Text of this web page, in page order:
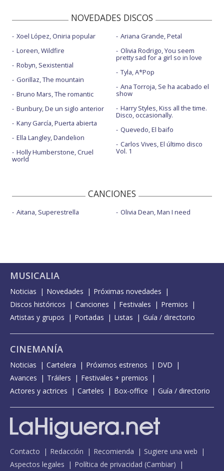
NOVEDADES DISCOS
Xoel López, Oniria popular
Loreen, Wildfire
Robyn, Sexistential
Gorillaz, The mountain
Bruno Mars, The romantic
Bunbury, De un siglo anterior
Kany García, Puerta abierta
Ella Langley, Dandelion
Holly Humberstone, Cruel
world
Ariana Grande, Petal
Olivia Rodrigo, You seem
pretty sad for a girl so in love
Tyla, A*Pop
Ana Torroja, Se ha acabado el
show
Harry Styles, Kiss all the time.
Disco, occasionally.
Quevedo, El baifo
Carlos Vives, El último disco
Vol. 1
CANCIONES
Aitana, Superestrella Olivia Dean, Man I need
MUSICALIA
Noticias Novedades
Próximas novedades
Discos históricos
Canciones Festivales
Premios
Artistas y grupos
Portadas Listas Guía / directorio
CINEMANÍA
Noticias Cartelera Próximos estrenos
DVD
Avances
Tráilers
Festivales + premios
Actores y actrices
Carteles Box-office Guía / directorio
Contacto Redacción Recomienda
Sugiere una web
Aspectos legales
Política de privacidad (Cambiar)